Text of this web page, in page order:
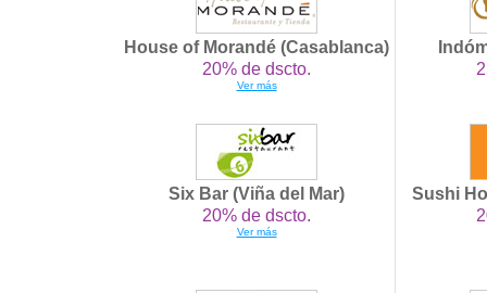
House of Morandé (Casablanca)
20% de dscto.
Ver más
Six Bar (Viña del Mar)
20% de dscto.
Ver más
Sushi